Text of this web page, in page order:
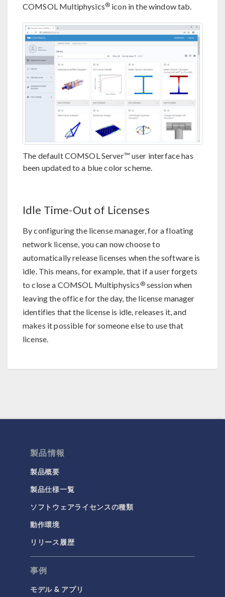
COMSOL Multiphysics® icon in the window tab.
The default COMSOL Server™ user interface has
been updated to a blue color scheme.
Idle Time-Out of Licenses
By configuring the license manager, for a floating
network license, you can now choose to
automatically release licenses when the software is
idle. This means, for example, that if a user forgets
to close a COMSOL Multiphysics ®session when
leaving the office for the day, the license manager
identifies that the license is idle, releases it, and
makes it possible for someone else to use that
license.
製品情報
製品概要
製品仕様一覧
ソフトウェアライセンスの種類
動作環境
リリース履歴
事例
モデル & アプリ